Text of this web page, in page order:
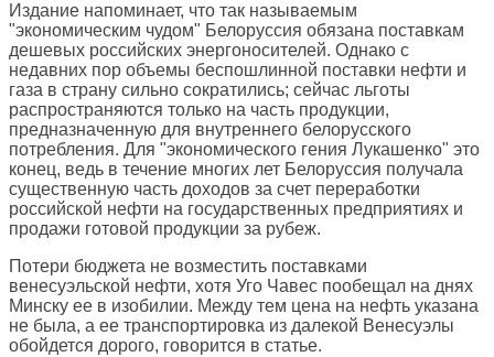
Издание напоминает, что так называемым
"экономическим чудом" Белоруссия обязана поставкам
дешевых российских энергоносителей. Однако с
недавних пор объемы беспошлинной поставки нефти и
газа в страну сильно сократились; сейчас льготы
распространяются только на часть продукции,
предназначенную для внутреннего белорусского
потребления. Для "экономического гения Лукашенко" это
конец, ведь в течение многих лет Белоруссия получала
существенную часть доходов за счет переработки
российской нефти на государственных предприятиях и
продажи готовой продукции за рубеж.
Потери бюджета не возместить поставками
венесуэльской нефти, хотя Уго Чавес пообещал на днях
Минску ее в изобилии. Между тем цена на нефть указана
не была, а ее транспортировка из далекой Венесуэлы
обойдется дорого, говорится в статье.